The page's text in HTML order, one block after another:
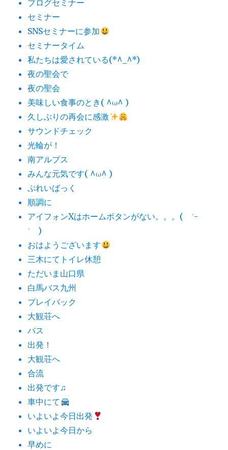
ブログセミナー
セミナー
SNSセミナーに参加
セミナータイム
私たちは愛されている(*^_^*)
夜の聖会で
夜の聖会
美味しい食事のとき( ^ω^ )
久しぶりの再会に感激
サウンドチェック
光輪が！
南アルプス
みんな元気です( ^ω^ )
ぷれいばっく
順調に
アイフォンXはホームボタンがない。。。( ˙-
˙ )
おはようございます
三木にてトイレ休憩
ただいま山口県
白馬バス九州
プレイバック
大観荘へ
バス
出発！
大観荘へ
合流
出発です♫
車中にて
いよいよ今日出発
いよいよ今日から
早めに